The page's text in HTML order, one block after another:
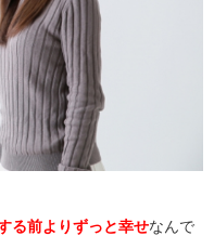
る前よりずっと幸せなんで